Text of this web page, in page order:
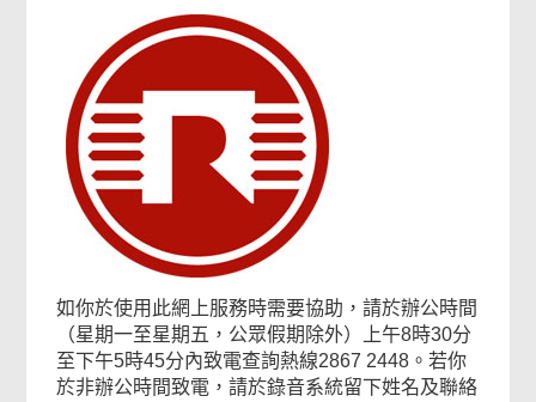
如你於使用此網上服務時需要協助，請於辦公時間
（星期一至星期五，公眾假期除外）上午8時30分
至下午5時45分內致電查詢熱線2867 2448。若你
於非辦公時間致電，請於錄音系統留下姓名及聯絡